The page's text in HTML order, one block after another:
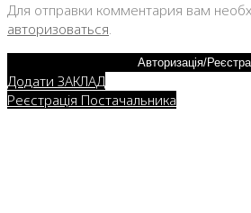
Для отправки комментария вам
авторизоваться
Авторизація/
Додати ЗАКЛАД
Реєстрація Постачальника